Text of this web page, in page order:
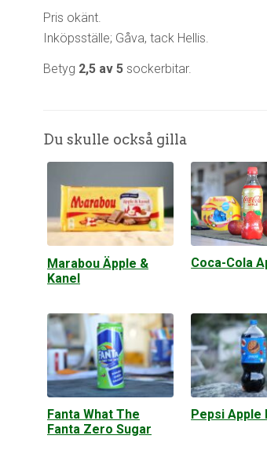
Pris okänt.
Inköpsställe; Gåva, tack Hellis.
Betyg 2,5 av 5 sockerbitar.
Du skulle också gilla
Marabou Äpple &
Kanel
Coca-Cola
Fanta What The
Fanta Zero Sugar
Pepsi Apple